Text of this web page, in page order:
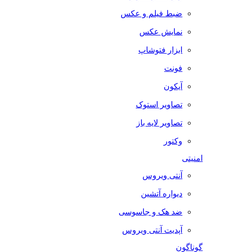
ضبط فيلم و عكس
نمایش عکس
ابزار فتوشاپ
فونت
آیکون
تصاویر استوک
تصاویر لایه باز
وکتور
امنیتی
آنتی ویروس
دیواره آتشین
ضد هک و جاسوسی
آپدیت آنتی ویروس
گوناگون